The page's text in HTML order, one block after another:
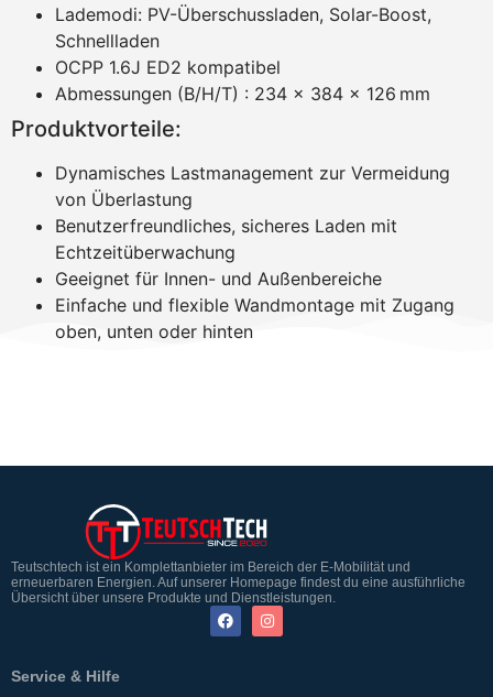
Lademodi: PV-Überschussladen, Solar-Boost,
Schnellladen
OCPP 1.6J ED2 kompatibel
Abmessungen (B/H/T) : 234 × 384 × 126 mm
Produktvorteile:
Dynamisches Lastmanagement zur Vermeidung
von Überlastung
Benutzerfreundliches, sicheres Laden mit
Echtzeitüberwachung
Geeignet für Innen- und Außenbereiche
Einfache und flexible Wandmontage mit Zugang
oben, unten oder hinten
Teutschtech ist ein Komplettanbieter im Bereich der E-Mobilität und
erneuerbaren Energien. Auf unserer Homepage findest du eine ausführliche
Übersicht über unsere Produkte und Dienstleistungen.
Service & Hilfe